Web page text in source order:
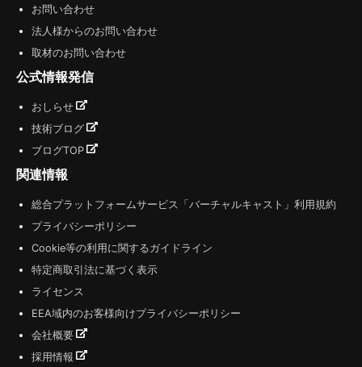
お問い合わせ
法人様からのお問い合わせ
取材のお問い合わせ
公式情報発信
おしらせ
技術ブログ
ブログTOP
関連情報
総合プラットフォームサービス「バーチャルキャスト」利用規約
プライバシーポリシー
Cookie等の利用に関するガイドライン
特定商取引法に基づく表示
ライセンス
EEA域内のお客様向けプライバシーポリシー
会社概要
採用情報